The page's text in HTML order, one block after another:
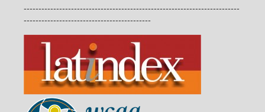
-------------------------------------------------------------------------
-------------------------------------------